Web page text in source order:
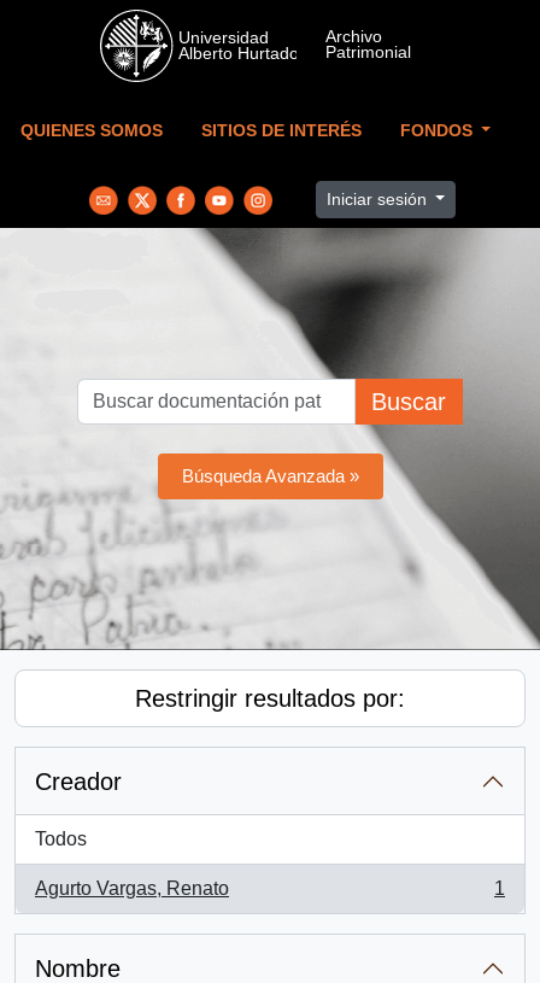
Skip to main content
QUIENES SOMOS SITIOS DE INTERÉS FONDOS
Iniciar sesión
Buscar
Búsqueda Avanzada »
Restringir resultados por:
Creador
Todos
Agurto Vargas, Renato
, 1 resultados
1
Nombre